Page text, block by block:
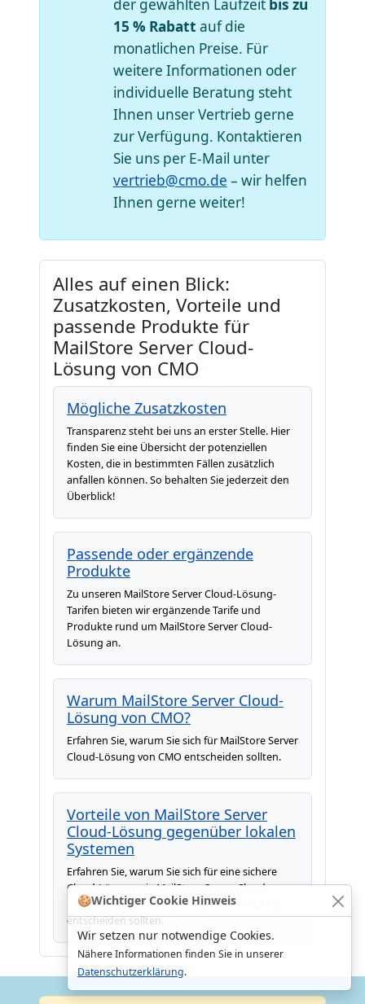
🍪Wichtiger Cookie Hinweis
Wir setzen nur notwendige Cookies.
Nähere Informationen finden Sie in unserer
Datenschutzerklärung.
der gewählten Laufzeit bis zu
15 % Rabatt auf die
monatlichen Preise. Für
weitere Informationen oder
individuelle Beratung steht
Ihnen unser Vertrieb gerne
zur Verfügung. Kontaktieren
Sie uns per E-Mail unter
vertrieb@cmo.de – wir helfen
Ihnen gerne weiter!
Alles auf einen Blick:
Zusatzkosten, Vorteile und
passende Produkte für
MailStore Server Cloud-
Lösung von CMO
Mögliche Zusatzkosten
Transparenz steht bei uns an erster Stelle. Hier
finden Sie eine Übersicht der potenziellen
Kosten, die in bestimmten Fällen zusätzlich
anfallen können. So behalten Sie jederzeit den
Überblick!
Passende oder ergänzende
Produkte
Zu unseren MailStore Server Cloud-Lösung-
Tarifen bieten wir ergänzende Tarife und
Produkte rund um MailStore Server Cloud-
Lösung an.
Warum MailStore Server Cloud-
Lösung von CMO?
Erfahren Sie, warum Sie sich für MailStore Server
Cloud-Lösung von CMO entscheiden sollten.
Vorteile von MailStore Server
Cloud-Lösung gegenüber lokalen
Systemen
Erfahren Sie, warum Sie sich für eine sichere
Cloud-Lösung wie MailStore Server Cloud-
Lösung gegenüber einer lokalen Installation
entscheiden sollten.